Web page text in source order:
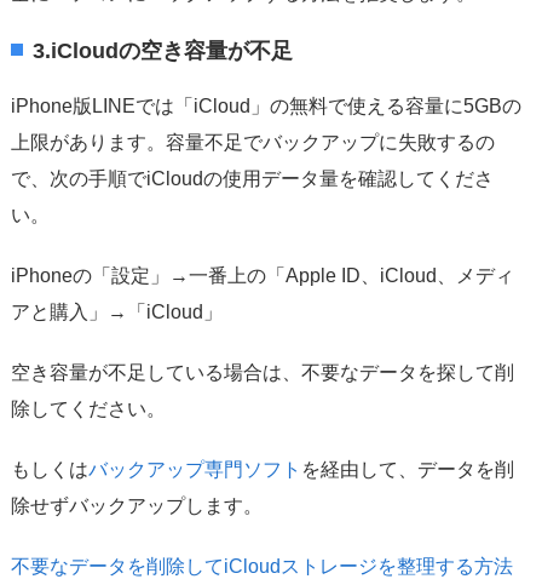
3.iCloudの空き容量が不足
iPhone版LINEでは「iCloud」の無料で使える容量に5GBの
上限があります。容量不足でバックアップに失敗するの
で、次の手順でiCloudの使用データ量を確認してくださ
い。
iPhoneの「設定」→一番上の「Apple ID、iCloud、メディ
アと購入」→「iCloud」
空き容量が不足している場合は、不要なデータを探して削
除してください。
もしくはバックアップ専門ソフト を経由して、データを削
除せずバックアップします。
不要なデータを削除してiCloudストレージを整理する方法